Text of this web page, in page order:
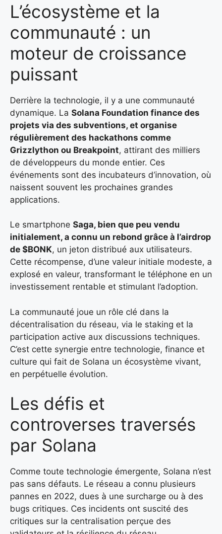
L’écosystème et la
communauté : un
moteur de croissance
puissant
Derrière la technologie, il y a une communauté
dynamique. La Solana Foundation finance des
projets via des subventions, et organise
régulièrement des hackathons comme
Grizzlython ou Breakpoint, attirant des milliers
de développeurs du monde entier. Ces
événements sont des incubateurs d’innovation, où
naissent souvent les prochaines grandes
applications.
Le smartphone Saga, bien que peu vendu
initialement, a connu un rebond grâce à l’airdrop
de $BONK, un jeton distribué aux utilisateurs.
Cette récompense, d’une valeur initiale modeste, a
explosé en valeur, transformant le téléphone en un
investissement rentable et stimulant l’adoption.
La communauté joue un rôle clé dans la
décentralisation du réseau, via le staking et la
participation active aux discussions techniques.
C’est cette synergie entre technologie, finance et
culture qui fait de Solana un écosystème vivant,
en perpétuelle évolution.
Les défis et
controverses traversés
par Solana
Comme toute technologie émergente, Solana n’est
pas sans défauts. Le réseau a connu plusieurs
pannes en 2022, dues à une surcharge ou à des
bugs critiques. Ces incidents ont suscité des
critiques sur la centralisation perçue des